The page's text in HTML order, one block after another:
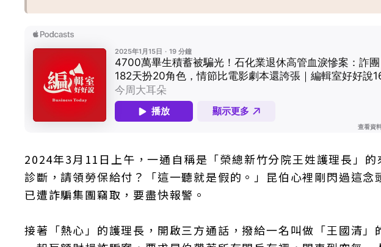
2024年3月11日上午，一通自稱是「榮總新竹分院王姓護理長」
診斷，請領勞保給付？「這一聽就是假的。」昆伯心裡剛閃過這
已遭詐騙集團竊取，要盡快報警。
接著「熱心」的護理長，開啟三方通話，撥給一名叫做「王國清